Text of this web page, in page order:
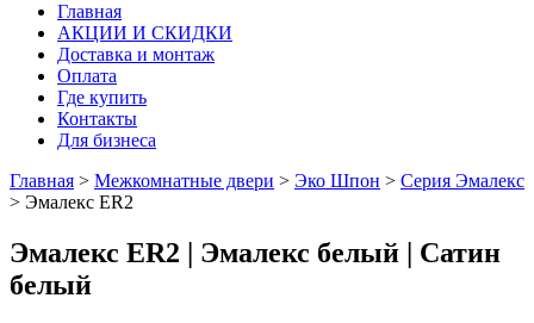
Главная
АКЦИИ И СКИДКИ
Доставка и монтаж
Оплата
Где купить
Контакты
Для бизнеса
Главная > Межкомнатные двери > Эко Шпон > Серия Эмалекс
> Эмалекс ER2
Эмалекс ER2 | Эмалекс белый | Сатин
белый